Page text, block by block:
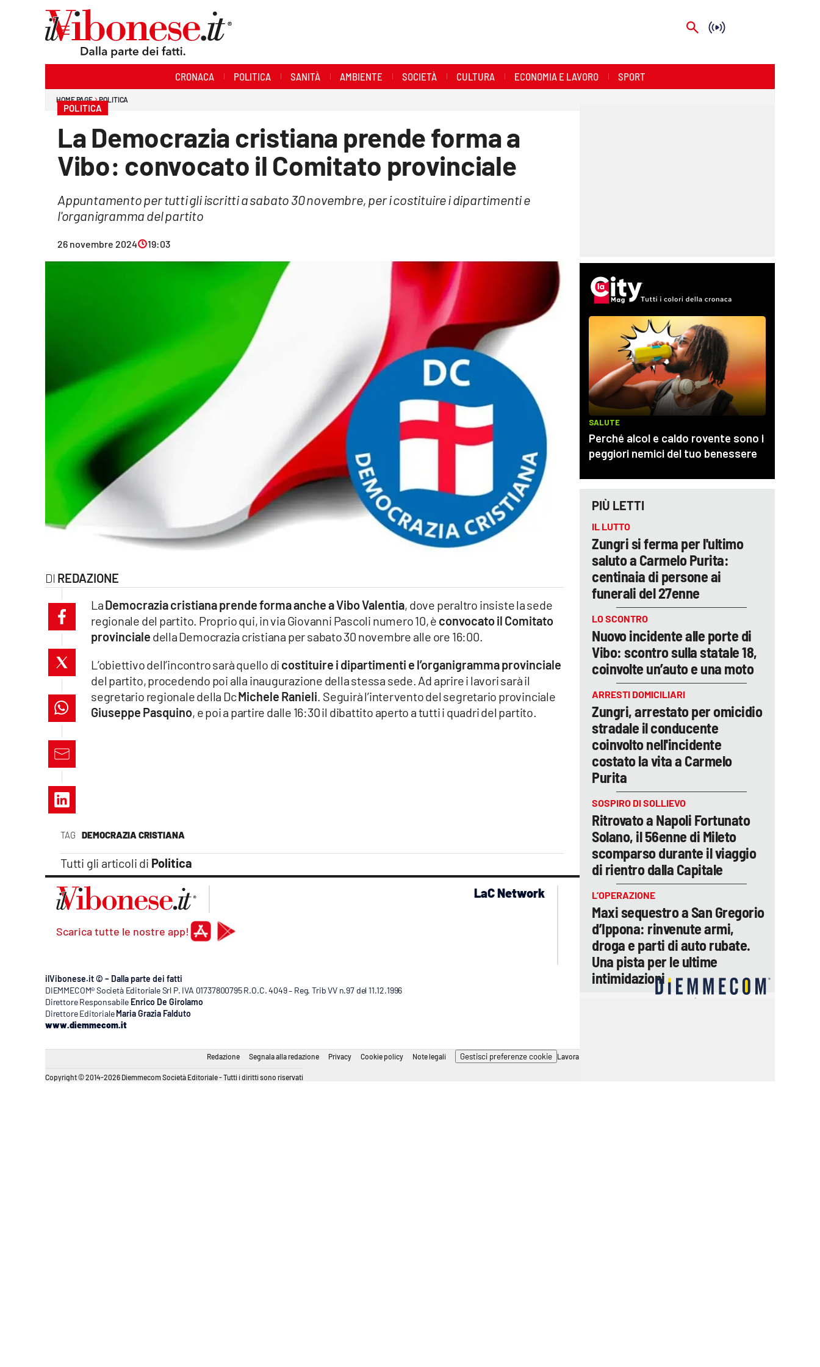
lacitymag.it
cosenzachannel.it
ilvibonese.it
catanzarochannel.it
lacapitalenews.it
CRONACA POLITICA SANITÀ AMBIENTE SOCIETÀ CULTURA ECONOMIA E LAVORO SPORT
HOME PAGE POLITICA
POLITICA
La Democrazia cristiana prende forma a
Vibo: convocato il Comitato provinciale
Appuntamento per tutti gli iscritti a sabato 30 novembre, per i costituire i dipartimenti e
l'organigramma del partito
26 novembre 2024 19:03
REDAZIONE
TAG DEMOCRAZIA CRISTIANA
Tutti gli articoli di Politica
LaDemocrazia cristiana prende forma anche a Vibo Valentia, dove peraltro insiste la sede
regionale del partito. Proprio qui, in via Giovanni Pascoli numero 10, è convocato il Comitato
provinciale della Democrazia cristiana per sabato 30 novembre alle ore 16:00.
L’obiettivo dell’incontro sarà quello di costituire i dipartimenti e l’organigramma provinciale
del partito, procedendo poi alla inaugurazione della stessa sede. Ad aprire i lavori sarà il
segretario regionale della DcMichele Ranieli. Seguirà l’intervento del segretario provinciale
Giuseppe Pasquino, e poi a partire dalle 16:30 il dibattito aperto a tutti i quadri del partito.
PIÙ LETTI
IL LUTTO
Zungri si ferma per l'ultimo
saluto a Carmelo Purita:
centinaia di persone ai
funerali del 27enne
LO SCONTRO
Nuovo incidente alle porte di
Vibo: scontro sulla statale 18,
coinvolte un’auto e una moto
ARRESTI DOMICILIARI
Zungri, arrestato per omicidio
stradale il conducente
coinvolto nell'incidente
costato la vita a Carmelo
Purita
SOSPIRO DI SOLLIEVO
Ritrovato a Napoli Fortunato
Solano, il 56enne di Mileto
scomparso durante il viaggio
di rientro dalla Capitale
L’OPERAZIONE
Maxi sequestro a San Gregorio
d’Ippona: rinvenute armi,
droga e parti di auto rubate.
Una pista per le ultime
intimidazioni
Scarica tutte le nostre app!
LaC Network
lacplay.it
lactv.it
laconair.it
lacapitalenews.it
ilreggino.it
cosenzachannel.it
catanzarochannel.it
ilVibonese.it © – Dalla parte dei fatti
DIEMMECOM® Società Editoriale Srl P. IVA 01737800795 R.O.C. 4049 – Reg. Trib VV n.97 del 11.12.1996
Direttore Responsabile Enrico De Girolamo
Direttore Editoriale Maria Grazia Falduto
www.diemmecom.it
Redazione Segnala alla redazione Privacy Cookie policy Note legali Gestisci preferenze cookie Lavora con noi
Copyright © 2014-2026 Diemmecom Società Editoriale - Tutti i diritti sono riservati